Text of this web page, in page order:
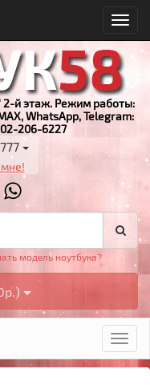
2-й этаж. Режим работы:
WhatsApp, Telegram:
206-6227
модель ноутбука?